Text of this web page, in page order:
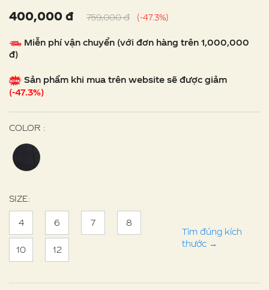
400,000 đ 759,000 đ (-47.3%)
Miễn phí vận chuyển (với đơn hàng trên 1,000,000
đ)
Sản phẩm khi mua trên website sẽ được giảm
(-47.3%)
COLOR :
SIZE:
4 6 7 8
10 12
Tìm đúng kích
thước →